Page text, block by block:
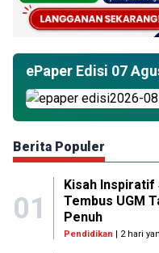
ePaper Edisi 07
Berita Populer
01
Kisah Inspiratif
Tembus UGM
Penuh
Pendidikan | 2 hari